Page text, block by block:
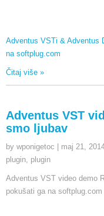
Adventus VSTi & Adventus
na softplug.com
Čitaj više »
Adventus VST
smo ljubav
by wponigetoc | maj 21,
plugin plugin
Adventus VST video demo
pokušati ga na softplug.com